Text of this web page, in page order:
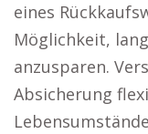
eines
Möglichkeit,
anzusparen.
Absicherung